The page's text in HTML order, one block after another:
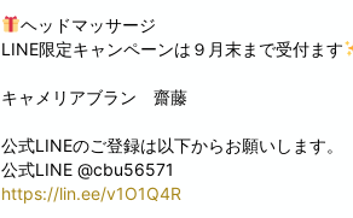
ヘッドマッサージ
LINE限定キャンペーンは９月末まで受付ます
キャメリアブラン 齋藤
公式LINEのご登録は以下からお願いします。
公式LINE @cbu56571
https://lin.ee/v1O1Q4R